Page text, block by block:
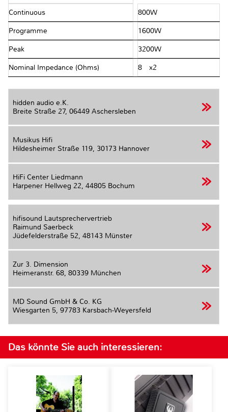
Continuous 800W
Programme 1600W
Peak 3200W
Nominal Impedance (Ohms) 8Ω x2
hidden audio e.K.
Breite Straße 27, 06449 Aschersleben
Musikus Hifi
Hildesheimer Straße 119, 30173 Hannover
HiFi Center Liedmann
Harpener Hellweg 22, 44805 Bochum
hifisound Lautsprechervertrieb
Raimund Saerbeck
Jüdefelderstraße 52, 48143 Münster
Zur 3. Dimension
Heimeranstr. 68, 80339 München
MD Sound GmbH & Co. KG
Wiesgarten 5, 97783 Karsbach-Weyersfeld
Das könnte Sie auch interessieren: